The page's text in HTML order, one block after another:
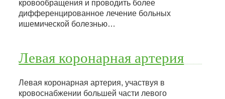
кровообращения и проводить более
дифференцированное лечение больных
ишемической болезнью…
Левая коронарная артерия
Левая коронарная артерия, участвуя в
кровоснабжении большей части левого